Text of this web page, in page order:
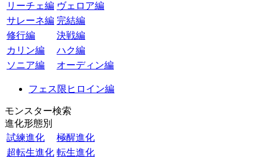
リーチェ編 ヴェロア編
サレーネ編 完結編
修行編
決戦編
カリン編
ハク編
ソニア編
オーディン編
フェス限ヒロイン編
モンスター検索
進化形態別
試練進化
極醒進化
超転生進化 転生進化